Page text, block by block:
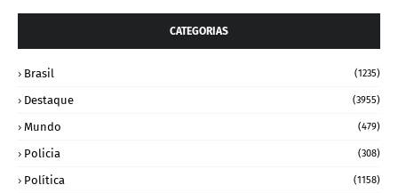
CATEGORIAS
Brasil (1235)
Destaque (3955)
Mundo (479)
Policia (308)
Política (1158)